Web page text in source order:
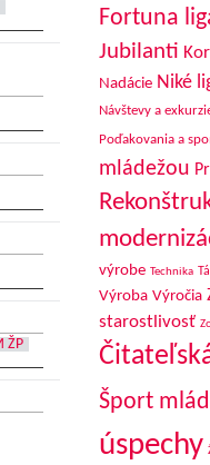
ŽP
Fortuna
Jubilanti
Nadácie Niké
Návštevy a
Poďakovania a
mládežou
výrobe Technika
Výroba Výročia
starostlivosť
Šport
úspechy